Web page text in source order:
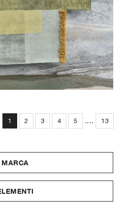
MARCA
1 2 3 4 5 .... 13